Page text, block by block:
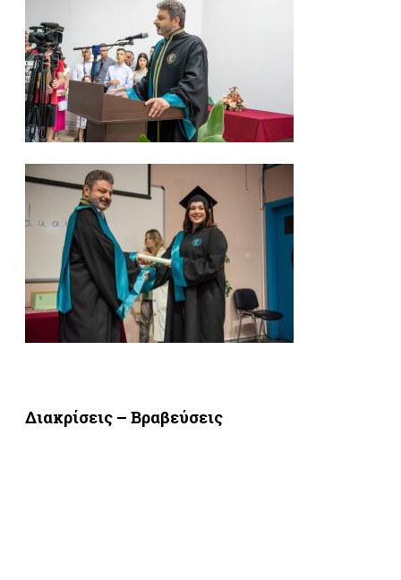
Διακρίσεις – Βραβεύσεις